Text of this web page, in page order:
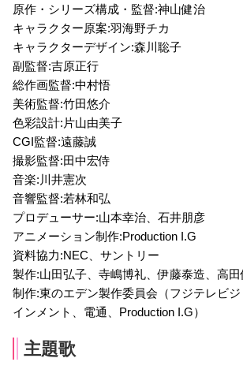
原作・シリーズ構成・監督:神山健治
キャラクター原案:羽海野チカ
キャラクターデザイン:森川聡子
副監督:吉原正行
総作画監督:中村悟
美術監督:竹田悠介
色彩設計:片山由美子
CGI監督:遠藤誠
撮影監督:田中宏侍
音楽:川井憲次
音響監督:若林和弘
プロデューサー:山本幸治、石井朋彦
アニメーション制作:Production I.G
資料協力:NEC、サントリー
製作:山田弘子、寺嶋博礼、伊藤泰造、高田
制作:東のエデン製作委員会（フジテレビ
インメント、電通、Production I.G）
主題歌